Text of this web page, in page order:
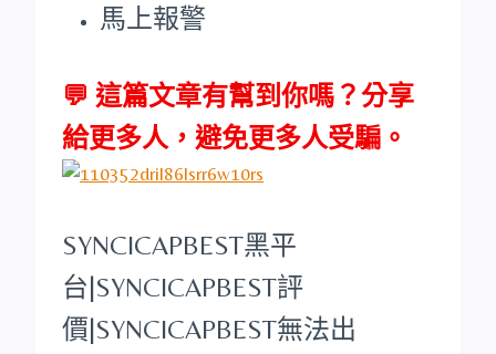
馬上報警
💬 這篇文章有幫到你嗎？分享
給更多人，避免更多人受騙。
SYNCICAPBEST黑平
台|SYNCICAPBEST評
價|SYNCICAPBEST無法出